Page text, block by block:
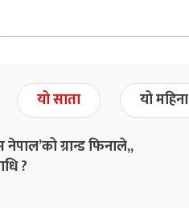
यो साता यो महिना
ग्रान्ड फिनाले,,
?